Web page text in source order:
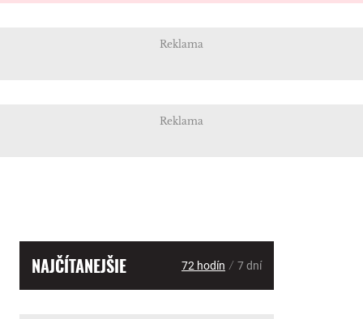
Reklama
Reklama
NAJČÍTANEJŠIE 72 hodín / 7 dní